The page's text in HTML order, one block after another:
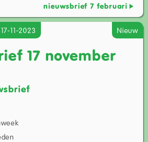
nieuwsbrief 7 februari
11-2023 Nieuw
17 november